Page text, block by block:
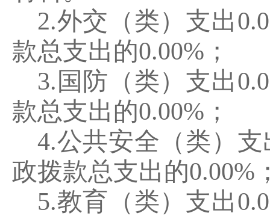
2.外交（类）支出
款总支出的0.00% ；
3. 国防（类）支出
款总支出的0.00% ；
4.公共安全（类）支
政拨款总支出的0.00%
5.教育（类）支出